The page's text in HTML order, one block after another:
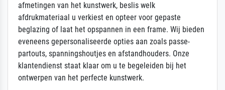
afmetingen van het kunstwerk, beslis welk
afdrukmateriaal u verkiest en opteer voor gepaste
beglazing of laat het opspannen in een frame. Wij bieden
eveneens gepersonaliseerde opties aan zoals passe-
partouts, spanningshoutjes en afstandhouders. Onze
klantendienst staat klaar om u te begeleiden bij het
ontwerpen van het perfecte kunstwerk.